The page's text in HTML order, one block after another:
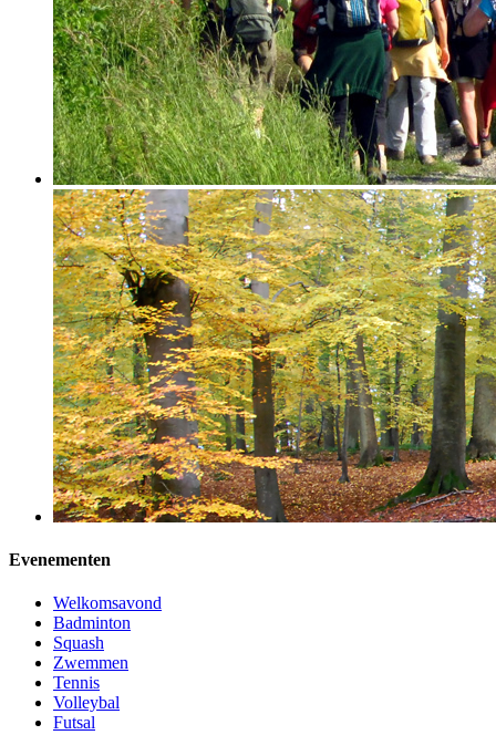
Evenementen
Welkomsavond
Badminton
Squash
Zwemmen
Tennis
Volleybal
Futsal